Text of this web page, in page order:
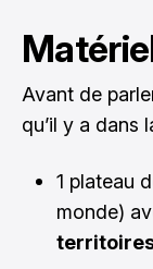
Avant de
qu’il y a dans
1 plateau
monde)